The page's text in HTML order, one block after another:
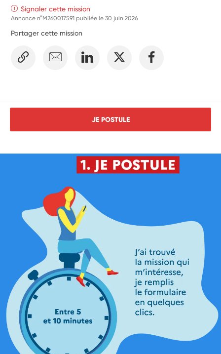
Signaler cette mission
Annonce n°M260017591 publiée le30 juin 2026
Partager cette mission
JE POSTULE